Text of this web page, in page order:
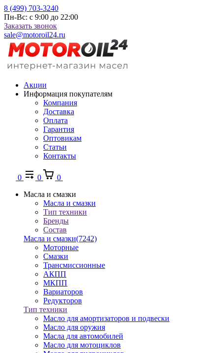
8 (499) 703-3240
Пн-Вс: с 9:00 до 22:00
Заказать звонок
sale@motoroil24.ru
Акции
Информация покупателям
Компания
Доставка
Оплата
Гарантия
Оптовикам
Статьи
Контакты
0 0
0
Масла и смазки
Масла и смазки
Тип техники
Бренды
Состав
Масла и смазки(7242)
Моторные
Смазки
Трансмиссионные
АКПП
МКПП
Вариаторов
Редукторов
Тип техники
Масло для амортизаторов и подвески
Масло для оружия
Масла для автомобилей
Масло для мотоциклов